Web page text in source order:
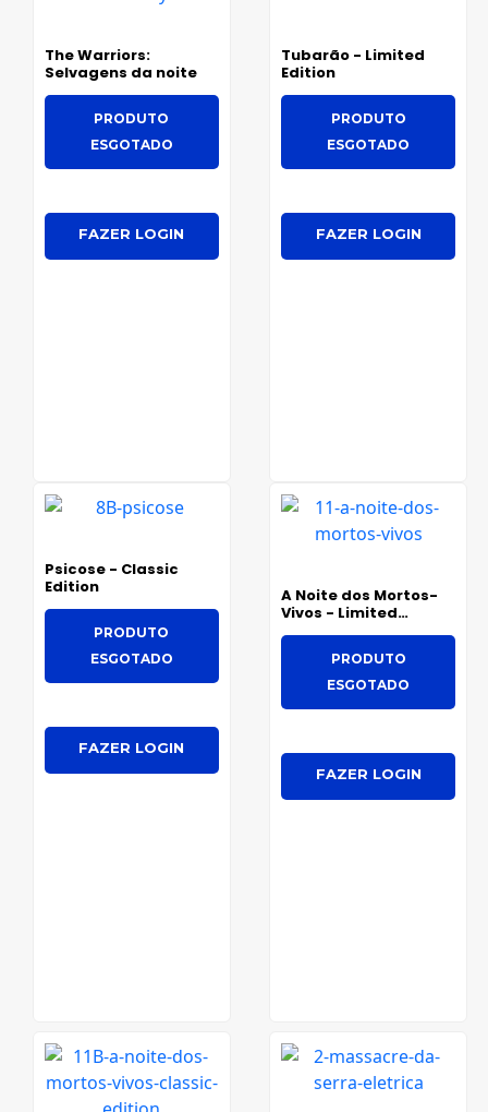
The Warriors:
Selvagens da noite
PRODUTO
ESGOTADO
FAZER LOGIN
Tubarão - Limited
Edition
PRODUTO
ESGOTADO
FAZER LOGIN
Psicose - Classic
Edition
PRODUTO
ESGOTADO
FAZER LOGIN
A Noite dos Mortos-
Vivos - Limited
Edition
PRODUTO
ESGOTADO
FAZER LOGIN